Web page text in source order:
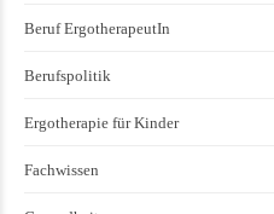
Beruf ErgotherapeutIn
Berufspolitik
Ergotherapie für Kinder
Fachwissen